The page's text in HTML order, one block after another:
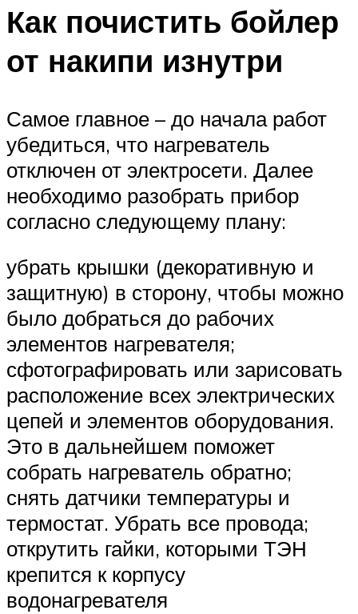
Как почистить бойлер
от накипи изнутри
Самое главное – до начала работ
убедиться, что нагреватель
отключен от электросети. Далее
необходимо разобрать прибор
согласно следующему плану:
убрать крышки (декоративную и
защитную) в сторону, чтобы можно
было добраться до рабочих
элементов нагревателя;
сфотографировать или зарисовать
расположение всех электрических
цепей и элементов оборудования.
Это в дальнейшем поможет
собрать нагреватель обратно;
снять датчики температуры и
термостат. Убрать все провода;
открутить гайки, которыми ТЭН
крепится к корпусу
водонагревателя